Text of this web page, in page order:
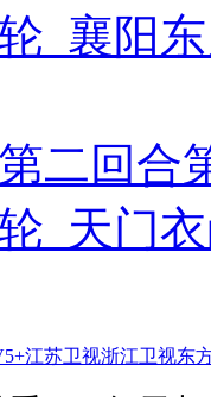
襄阳
二回
天门
江苏卫视浙江卫视东